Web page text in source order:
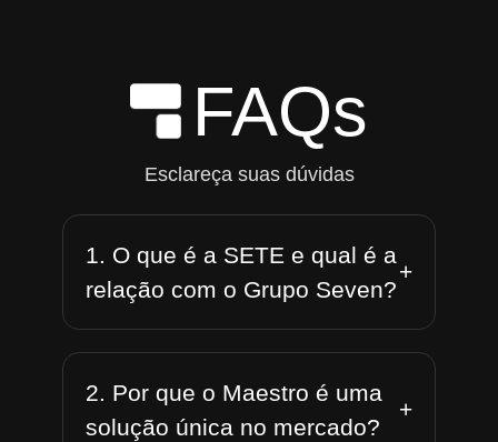
FAQs
Esclareça suas dúvidas
1. O que é a SETE e qual é a
relação com o Grupo Seven?
+
2. Por que o Maestro é uma
solução única no mercado?
+